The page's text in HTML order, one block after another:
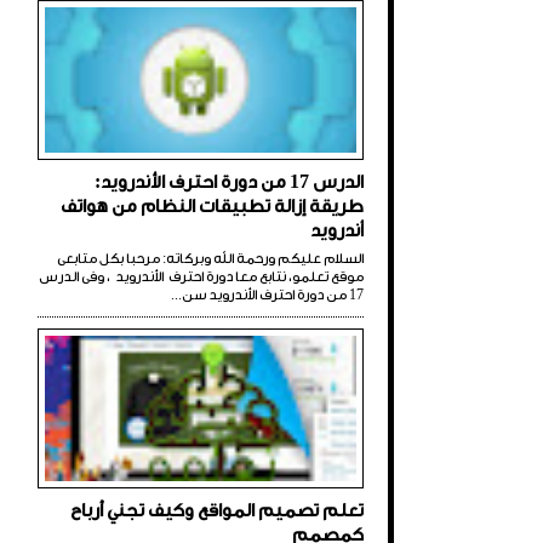
الدرس 17 من دورة احترف الأندرويد:
طريقة إزالة تطبيقات النظام من هواتف
أندرويد
السلام عليكم ورحمة الله وبركاته: مرحبا بكل متابعى
موقع تعلمو، نتابع معا دورة احترف الأندرويد ، وفى الدرس
17 من دورة احترف الأندرويد سن...
تعلم تصميم المواقع وكيف تجني أرباح
كمصمم